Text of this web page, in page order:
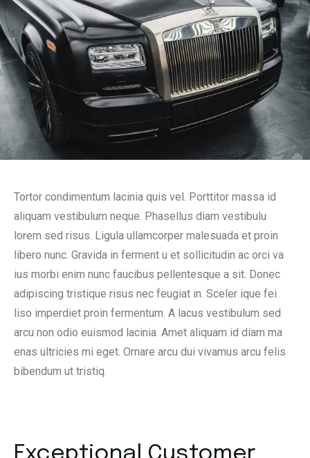
Tortor condimentum lacinia quis vel. Porttitor massa id
aliquam vestibulum neque. Phasellus diam vestibulu
lorem sed risus. Ligula ullamcorper malesuada et proin
libero nunc. Gravida in ferment u et sollicitudin ac orci va
ius morbi enim nunc faucibus pellentesque a sit. Donec
adipiscing tristique risus nec feugiat in. Sceler ique fei
liso imperdiet proin fermentum. A lacus vestibulum sed
arcu non odio euismod lacinia. Amet aliquam id diam ma
enas ultricies mi eget. Ornare arcu dui vivamus arcu felis
bibendum ut tristiq.